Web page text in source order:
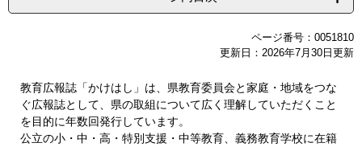
ページ番号：0051810
更新日：2026年7月30日更新
教育広報誌「かけはし」は、県教育委員会と家庭・地域をつな
ぐ広報誌として、県の取組について広く理解していただくこと
を目的に年数回発行しています。
公立の小・中・高・特別支援・中等教育、義務教育学校に在籍